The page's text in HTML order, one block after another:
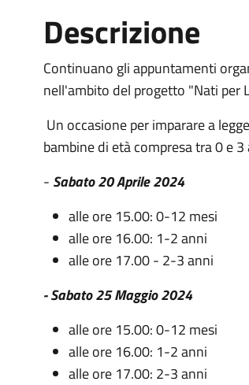
Descrizione
Continuano gli appuntamenti
nell'ambito del progetto "Nati per
Un occasione per imparare a
bambine di età compresa tra 0 e 3
- Sabato 20 Aprile 2024
alle ore 15.00: 0-12 mesi
alle ore 16.00: 1-2 anni
alle ore 17.00 - 2-3 anni
- Sabato 25 Maggio 2024
alle ore 15.00: 0-12 mesi
alle ore 16.00: 1-2 anni
alle ore 17.00: 2-3 anni